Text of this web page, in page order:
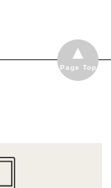
Page Top